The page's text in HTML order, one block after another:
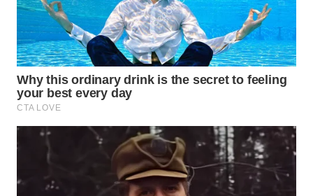
TEBING
TINGGI
WN
PAKPAK
WN
KARAWANG